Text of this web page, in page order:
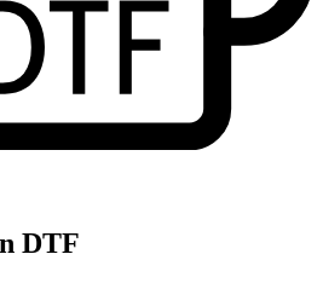
DTF